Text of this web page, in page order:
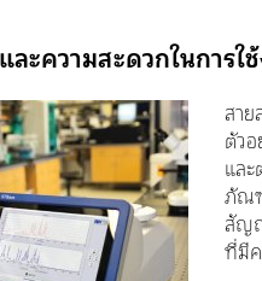
ะความสะดวกในการใ
สา
ตัว
แล
ภัณ
สัญ
ที่มี